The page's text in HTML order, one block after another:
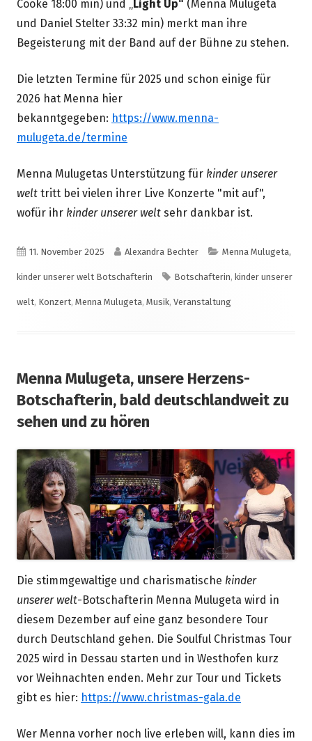
Cooke 18:00 min) und „Light Up“ (Menna Mulugeta
und Daniel Stelter 33:32 min) merkt man ihre
Begeisterung mit der Band auf der Bühne zu stehen.
Die letzten Termine für 2025 und schon einige für
2026 hat Menna hier
bekanntgegeben: https://www.menna-
mulugeta.de/termine
Menna Mulugetas Unterstützung für kinder unserer
welt tritt bei vielen ihrer Live Konzerte "mit auf",
wofür ihr kinder unserer welt sehr dankbar ist.
Veröffentlicht
am
11. November 2025 Autor
Alexandra Bechter Kategorien
Menna Mulugeta,
kinder unserer welt Botschafterin Schlagwörter
Botschafterin, kinder unserer
welt, Konzert, Menna Mulugeta, Musik, Veranstaltung
Menna Mulugeta, unsere Herzens-
Botschafterin, bald deutschlandweit zu
sehen und zu hören
Die stimmgewaltige und charismatische kinder
unserer welt-Botschafterin Menna Mulugeta wird in
diesem Dezember auf eine ganz besondere Tour
durch Deutschland gehen. Die Soulful Christmas Tour
2025 wird in Dessau starten und in Westhofen kurz
vor Weihnachten enden. Mehr zur Tour und Tickets
gibt es hier: https://www.christmas-gala.de
Wer Menna vorher noch live erleben will, kann dies im